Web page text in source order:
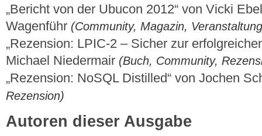
„Bericht von der Ubucon 2012“ von Vicki
Wagenführ (Community, Magazin,
„Rezension: LPIC-2 – Sicher zur
Michael Niedermair (Buch, Community,
„Rezension: NoSQL Distilled“ von Jochen
Rezension)
Autoren dieser Ausgabe